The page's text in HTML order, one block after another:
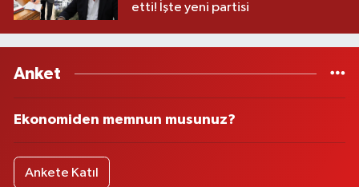
etti! İşte yeni partisi
Anket
Ekonomiden memnun musunuz?
Ankete Katıl